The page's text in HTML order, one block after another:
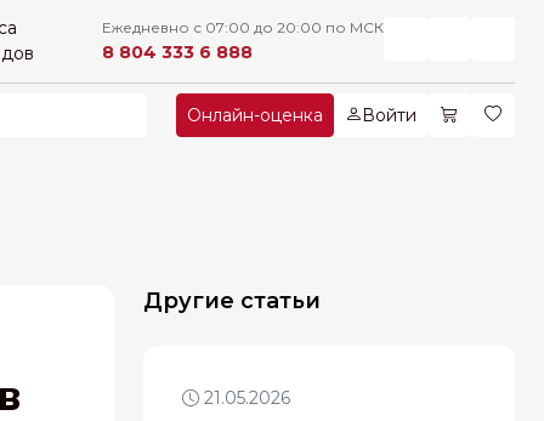
Ежедневно с 07:00 до 20:00 по МСК
8 804 333 6 888
Онлайн-оценка Войти
Другие статьи
21.05.2026